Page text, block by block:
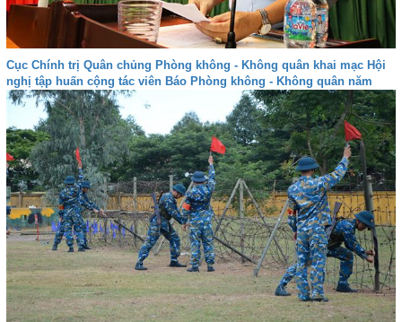
Cục Chính trị Quân chủng Phòng không - Không quân khai mạc Hội
nghị tập huấn cộng tác viên Báo Phòng không - Không quân năm
2026